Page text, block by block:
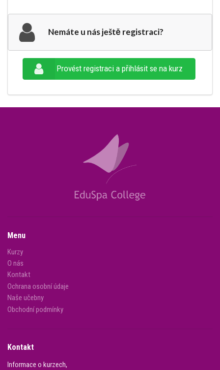
Nemáte u nás ještě registraci?
Provést registraci a přihlásit se na kurz
Menu
Kurzy
O nás
Kontakt
Ochrana osobní údaje
Naše učebny
Obchodní podmínky
Kontakt
Informace o kurzech,